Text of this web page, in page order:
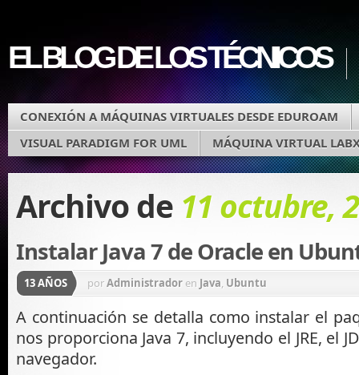
EL BLOG DE LOS TÉCNICOS
CONEXIÓN A MÁQUINAS VIRTUALES DESDE EDUROAM
VISUAL PARADIGM FOR UML
MÁQUINA VIRTUAL
Archivo de 11 octubre,
Instalar Java 7 de Oracle en
13 AÑOS porAdministrador en Java, Ubuntu
A continuación se detalla como instalar el
nos proporciona Java 7, incluyendo el JRE, el
navegador.